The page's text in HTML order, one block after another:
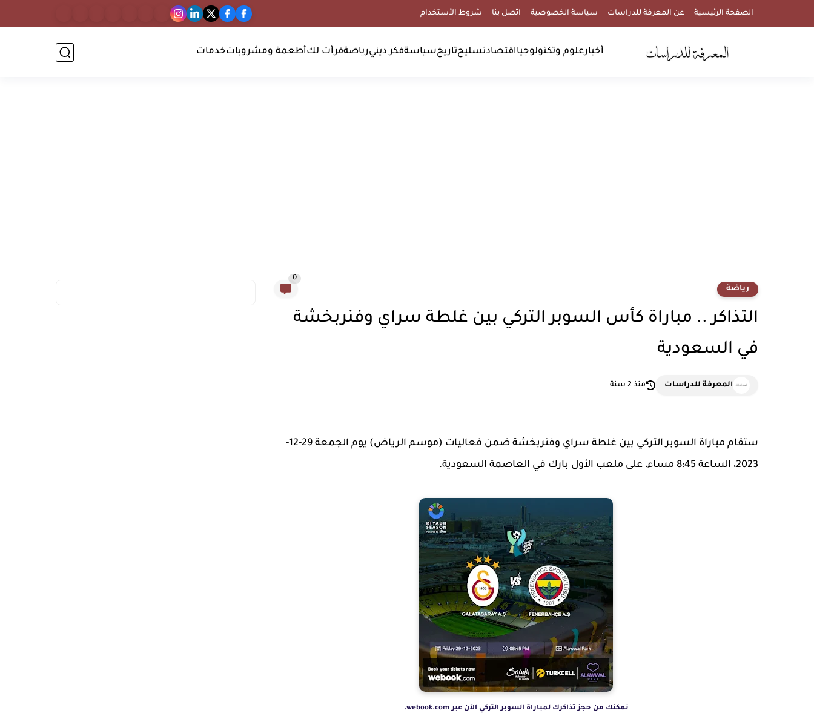
الصفحة الرئيسية عن المعرفة للدراسات سياسة الخصوصية اتصل بنا شروط الأستخدام
أخبارعلوم وتكنولوجيااقتصادتسليحتاريخسياسةفكر دينيرياضةقرأت لكأطعمة ومشروباتخدمات
رياضة
0
التذاكر .. مباراة كأس السوبر التركي بين غلطة سراي وفنربخشة
في السعودية
المعرفة للدراسات منذ 2 سنة
ستقام مباراة السوبر التركي بين غلطة سراي وفنربخشة ضمن فعاليات (موسم الرياض) يوم الجمعة 29-12-
2023، الساعة 8:45 مساء، على ملعب الأول بارك في العاصمة السعودية.
نمكنك من حجز تذاكرك لمباراة السوبر التركي الآن عبر webook.com.